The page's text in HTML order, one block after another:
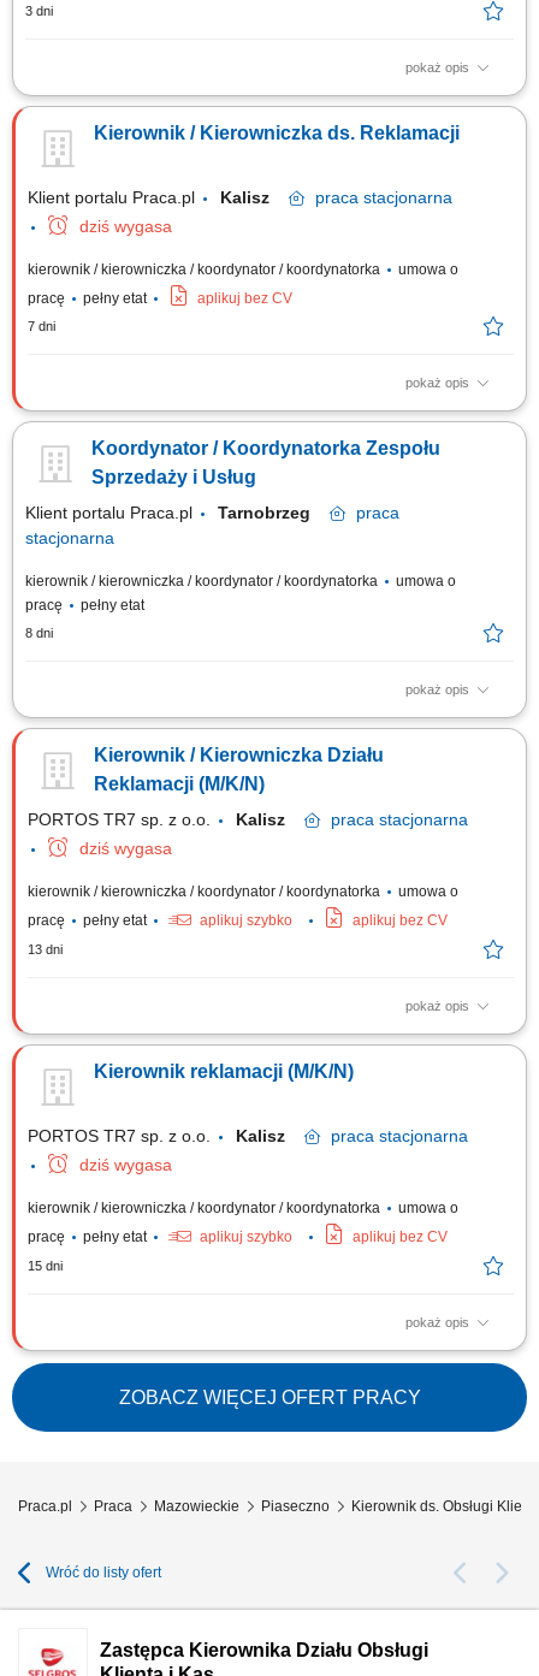
3 dni
pokaż opis
Zarządzanie pracą zespołu, ustalanie priorytetów oraz dbanie o wysoki
firmy i wspieranie ich rozwoju zawodowego. Budowanie sieci kontaktów z
partnerami biznesowymi, takimi jak deweloperzy czy agencje
Kierownik / Kierowniczka ds. Reklamacji
Klient portalu Praca.pl Kalisz praca stacjonarna
dziś wygasa
kierownik / kierowniczka / koordynator / koordynatorka
umowa o
pracę
pełny etat aplikuj bez CV
7 dni
pokaż opis
Zarządzanie działem reklamacji i serwisu oraz odpowiedzialność za jego
reklamacji oraz usprawnianie procesów. Analiza przyczyn powstawania
problemów i wdrażanie działań naprawczych oraz zapobiegawczych.
Koordynator / Koordynatorka Zespołu
Sprzedaży i Usług
Klient portalu Praca.pl Tarnobrzeg
praca
stacjonarna
kierownik / kierowniczka / koordynator / koordynatorka
umowa o
pracę
pełny etat
8 dni
pokaż opis
Organizacja i nadzór nad codzienną pracą zespołu – przydzielanie
klienta; Aktywne pozyskiwanie nowych klientów biznesowych (np.
deweloperzy, agencje nieruchomości, instytucje) Koordynacja działań
Kierownik / Kierowniczka Działu
Reklamacji (M/K/N)
PORTOS TR7 sp. z o.o. Kalisz praca stacjonarna
dziś wygasa
kierownik / kierowniczka / koordynator / koordynatorka
umowa o
pracę
pełny etat aplikuj szybko aplikuj bez CV
13 dni
pokaż opis
Zakres obowiązków: Zarządzanie pracą Działu Reklamacji i Serwisu oraz
i wdrażanie strategii obsługi reklamacji oraz działań usprawniających
funkcjonowanie działu. Analiza przyczyn reklamacji oraz inicjowanie...
Kierownik reklamacji (M/K/N)
PORTOS TR7 sp. z o.o. Kalisz praca stacjonarna
dziś wygasa
kierownik / kierowniczka / koordynator / koordynatorka
umowa o
pracę
pełny etat aplikuj szybko aplikuj bez CV
15 dni
pokaż opis
Zakres obowiązków: Opracowanie i wdrożenie strategii zarządzania
reklamacjami; Pełna odpowiedzialność za funkcjonowanie Działu
Reklamacji i Serwisu - operacyjnie, procesowo i jakościowo;
Identyfikowanie przyczyn źródłowych problemów i ich trwałe
eliminowanie; Aktywny udział w...
ZOBACZ WIĘCEJ OFERT PRACY
Praca.pl Praca Mazowieckie Piaseczno Kierownik ds. Obsługi
Wróć do listy ofert
Zastępca Kierownika Działu Obsługi